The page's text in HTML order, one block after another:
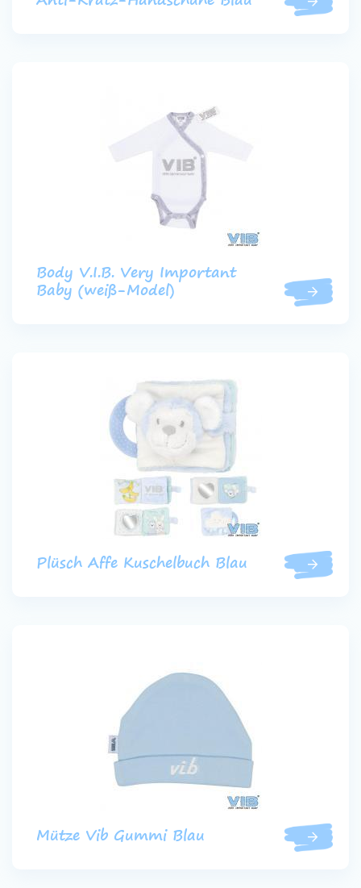
Body V.I.B. Very Important
Baby (weiß-Model)
Plüsch Affe Kuschelbuch Blau
Mütze Vib Gummi Blau